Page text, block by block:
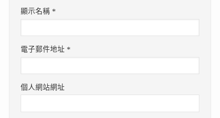
顯示名稱 *
電子郵件地址 *
個人網站網址